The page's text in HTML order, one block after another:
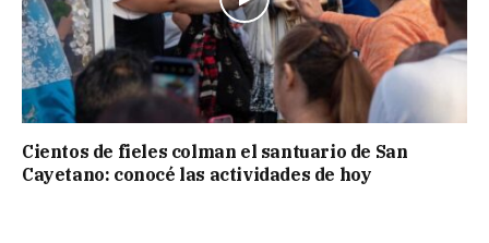
Cientos de fieles colman el santuario de San
Cayetano: conocé las actividades de hoy